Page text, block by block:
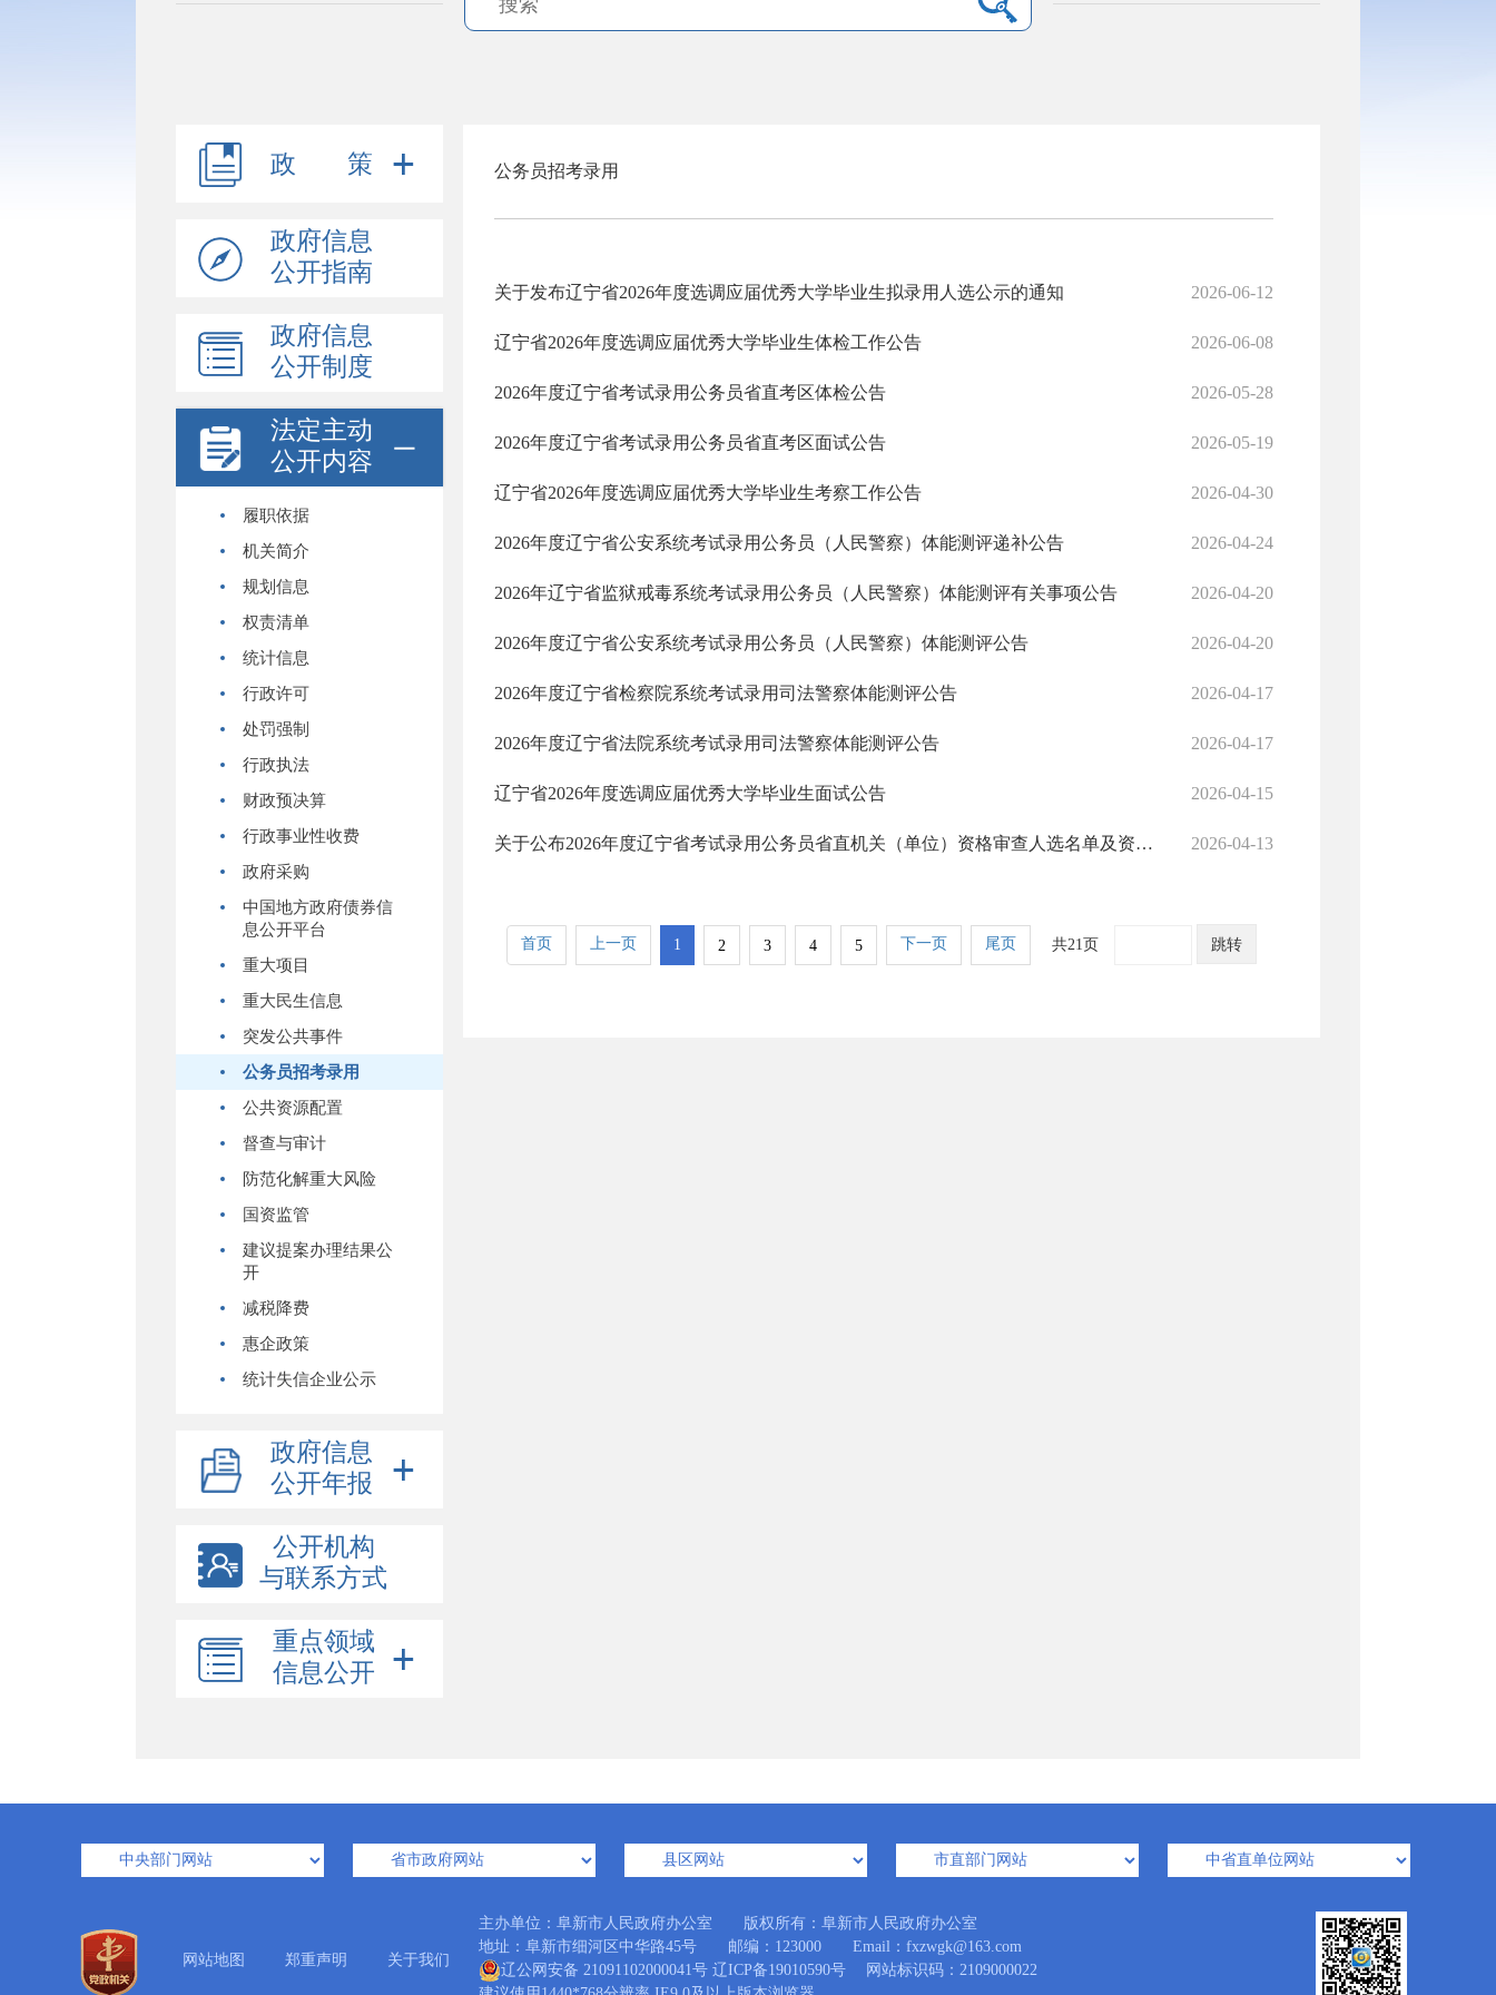
政 策
政府信息
公开指南
政府信息
公开制度
法定主动
公开内容
履职依据
机关简介
规划信息
权责清单
统计信息
行政许可
处罚强制
行政执法
财政预决算
行政事业性收费
政府采购
中国地方政府债券信
息公开平台
重大项目
重大民生信息
突发公共事件
公务员招考录用
公共资源配置
督查与审计
防范化解重大风险
国资监管
建议提案办理结果公
开
减税降费
惠企政策
统计失信企业公示
政府信息
公开年报
公开机构
与联系方式
重点领域
信息公开
公务员招考录用
关于发布辽宁省2026年度选调应届优秀大学毕业生拟录用人选公示的通知 2026-06-12
辽宁省2026年度选调应届优秀大学毕业生体检工作公告 2026-06-08
2026年度辽宁省考试录用公务员省直考区体检公告 2026-05-28
2026年度辽宁省考试录用公务员省直考区面试公告 2026-05-19
辽宁省2026年度选调应届优秀大学毕业生考察工作公告 2026-04-30
2026年度辽宁省公安系统考试录用公务员（人民警察）体能测评递补公告 2026-04-24
2026年辽宁省监狱戒毒系统考试录用公务员（人民警察）体能测评有关事项公告 2026-04-20
2026年度辽宁省公安系统考试录用公务员（人民警察）体能测评公告 2026-04-20
2026年度辽宁省检察院系统考试录用司法警察体能测评公告 2026-04-17
2026年度辽宁省法院系统考试录用司法警察体能测评公告 2026-04-17
辽宁省2026年度选调应届优秀大学毕业生面试公告 2026-04-15
关于公布2026年度辽宁省考试录用公务员省直机关（单位）资格审查人选名单及资格审查地点的通知 2026-04-13
首页 上一页 1 2 3 4 5 下一页 尾页 共21页 跳转
网站地图 郑重声明 关于我们
主办单位：阜新市人民政府办公室 版权所有：阜新市人民政府办公室
地址：阜新市细河区中华路45号 邮编：123000 Email：fxzwgk@163.com
辽公网安备 21091102000041号 辽ICP备19010590号 网站标识码：2109000022